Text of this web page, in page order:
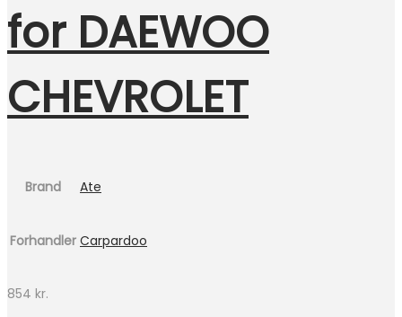
for DAEWOO
CHEVROLET
Brand Ate
Forhandler Carpardoo
854 kr.